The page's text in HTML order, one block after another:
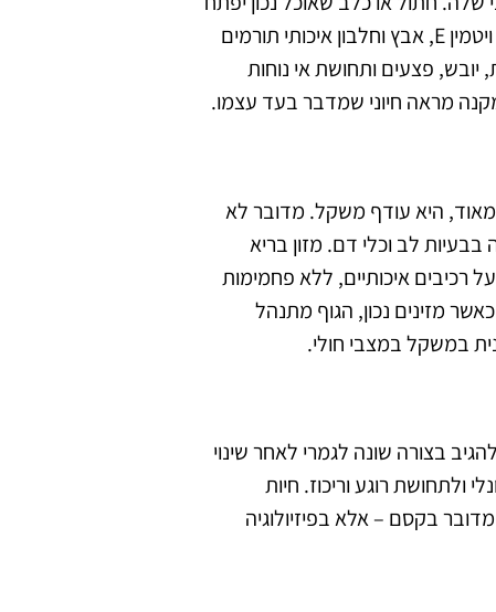
פרווה מבריקה, סמיכה ורכה למגע, ועור נקי מגירויים או קשקשים. מרכיבים כמו אומגה 3, ויטמין E, אבץ וחלבון איכותי תורמים
פצעים ותחושת אי נוחות
מראה חיוני שמדבר בעד עצמו.
מאוד, היא עודף משקל. מדובר לא
לב וכלי דם. מזון בריא
רכיבים איכותיים, ללא פחמימות
מזינים נכון, הגוף מתנהל
במשקל במצבי חולי.
בצורה שונה לגמרי לאחר שינוי
ולתחושת רוגע וריכוז. חיות
בקסם – אלא בפיזיולוגיה